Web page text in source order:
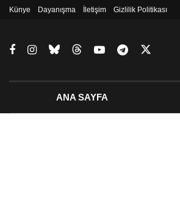
Künye Dayanışma İletişim Gizlilik Politikası
ANA SAYFA